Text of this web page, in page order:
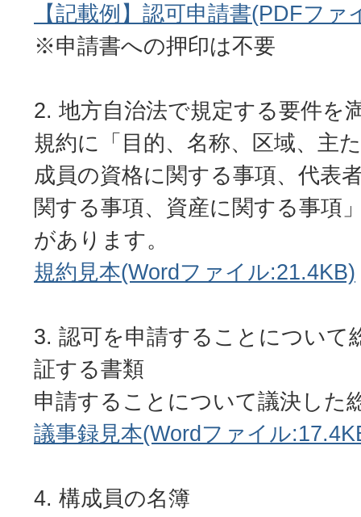
【記載例】認可申請書(PDFファ
※申請書への押印は不要
地方自治法で規定する要件を
規約に「目的、名称、区域、主
成員の資格に関する事項、代表
関する事項、資産に関する事項
があります。
規約見本(Wordファイル:21.4KB)
認可を申請することについて
証する書類
申請することについて議決した
議事録見本(Wordファイル
構成員の名簿